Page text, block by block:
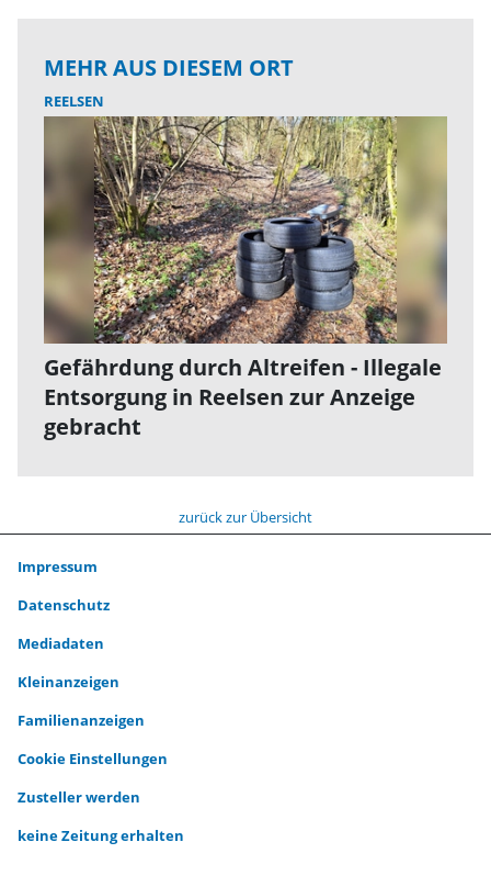
MEHR AUS DIESEM ORT
REELSEN
Gefährdung durch Altreifen - Illegale
Entsorgung in Reelsen zur Anzeige
gebracht
zurück zur Übersicht
Impressum
Datenschutz
Mediadaten
Kleinanzeigen
Familienanzeigen
Cookie Einstellungen
Zusteller werden
keine Zeitung erhalten